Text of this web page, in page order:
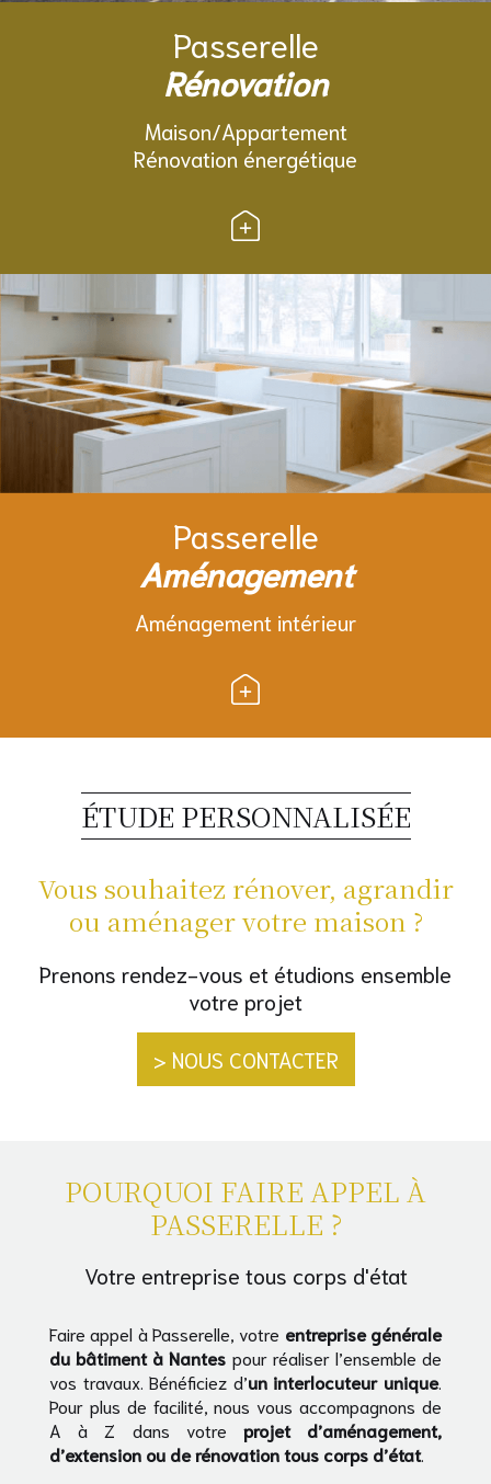
Passerelle
Rénovation
Maison/Appartement
Rénovation énergétique
Passerelle
Aménagement
Aménagement intérieur
ÉTUDE PERSONNALISÉE
Vous souhaitez rénover, agrandir
ou aménager votre maison ?
Prenons rendez-vous et étudions ensemble
votre projet
> NOUS CONTACTER
POURQUOI FAIRE APPEL À
PASSERELLE ?
Votre entreprise tous corps d'état
Faire appel à Passerelle, votre entreprise générale
du bâtiment à Nantes pour réaliser l’ensemble de
vos travaux. Bénéficiez d’un interlocuteur unique.
Pour plus de facilité, nous vous accompagnons de
A à Z dans votre projet d’aménagement,
d’extension ou de rénovation tous corps d’état.